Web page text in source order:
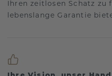
Ihren zeitlosen Schatz zu
lebenslange Garantie